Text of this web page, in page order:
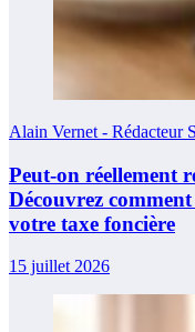
Alain Vernet - Rédacteur
Peut-on réellement
Découvrez
votre taxe foncière
15 juillet 2026